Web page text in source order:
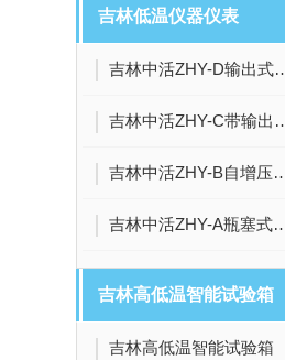
吉林低温仪器仪表
吉林中活ZHY-D输出式液位传感器
吉林中活ZHY-C带输出式液位传感器
吉林中活ZHY-B自增压液氮罐智联液位传感器
吉林中活ZHY-A瓶塞式智联液位温度传感器
吉林高低温智能试验箱
吉林高低温智能试验箱